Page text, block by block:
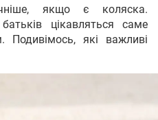
якщо є коляска.
цікавляться саме
Подивімось, які важливі